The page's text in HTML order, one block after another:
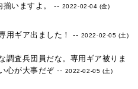
揃いますよ。 -- 2022-02-04 (金)
用ギア出ました！ -- 2022-02-05 (土)
調査兵団員だな。専用ギア被りま
心が大事だぞ -- 2022-02-05 (土)